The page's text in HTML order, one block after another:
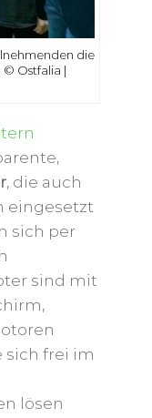
die
© Ostfalia |
, die auch
eingesetzt
sich per
sind mit
sich frei im
lösen